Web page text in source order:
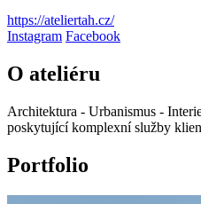
https://ateliertah.cz/
Instagram Facebook
O ateliéru
Architektura - Urbanismus -
poskytující komplexní služby
Portfolio